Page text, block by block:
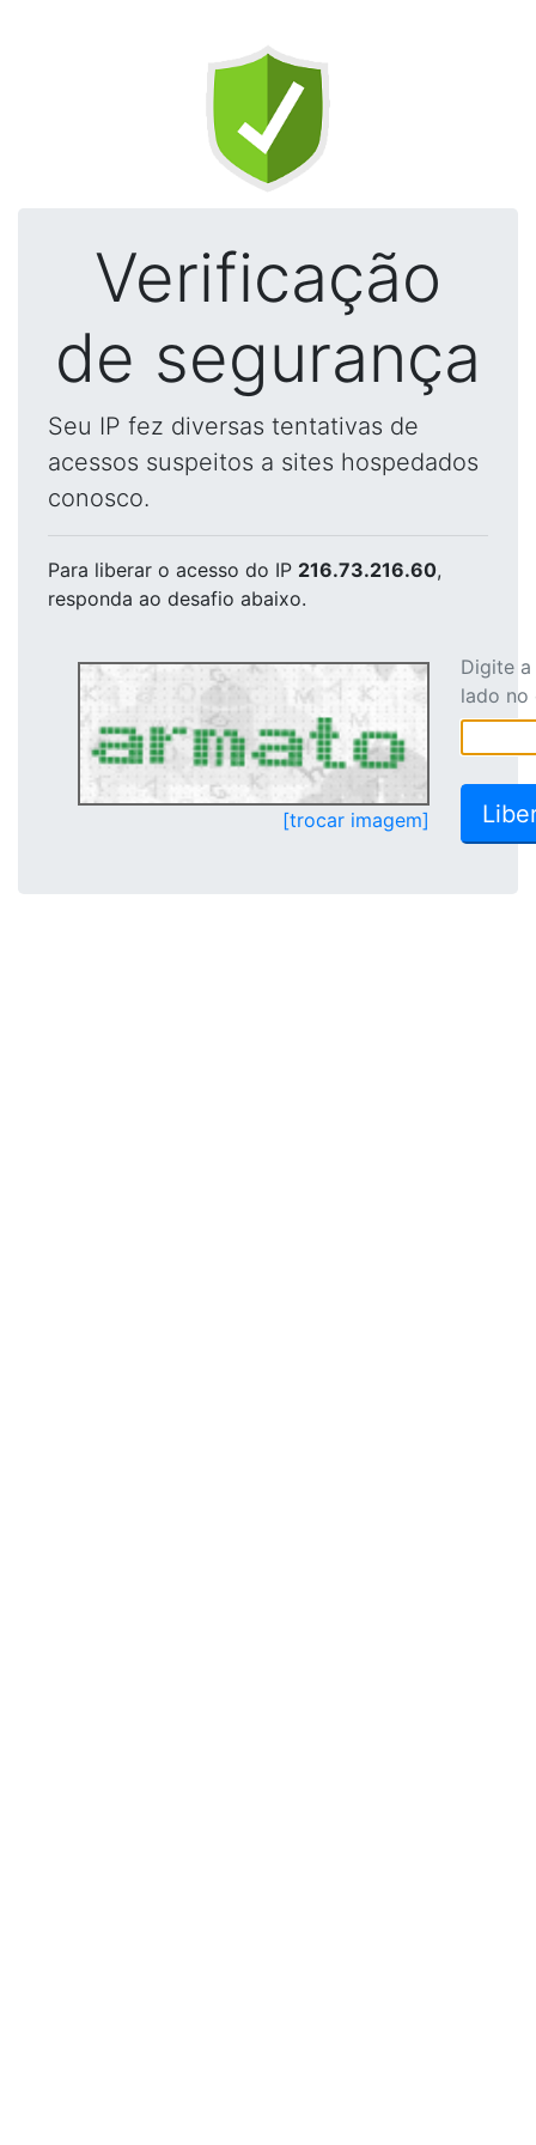
Verificação
de segurança
Seu IP fez diversas tentativas de
acessos suspeitos a sites hospedados
conosco.
Para liberar o acesso do IP 216.73.216.60,
responda ao desafio abaixo.
[trocar imagem]
Digite
lado no